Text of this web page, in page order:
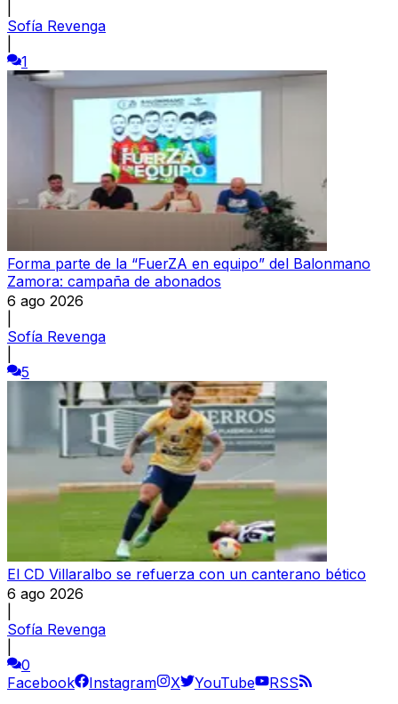
Sofía Revenga
1
Forma parte de la “FuerZA en equipo” del Balonmano
Zamora: campaña de abonados
6 ago 2026
Sofía Revenga
5
El CD Villaralbo se refuerza con un canterano bético
6 ago 2026
Sofía Revenga
0
Facebook
Instagram X YouTube
RSS